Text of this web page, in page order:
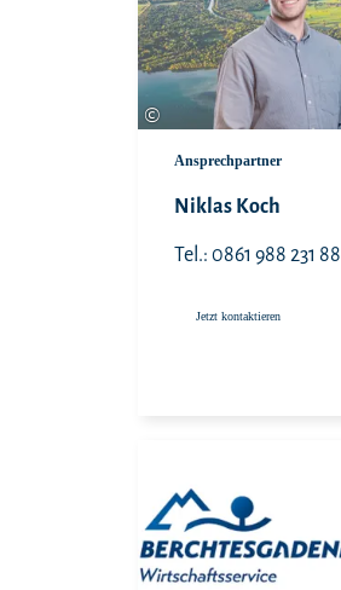
©
Ansprechpartner
Niklas Koch
Tel.: 0861 988 231 88
Jetzt kontaktieren